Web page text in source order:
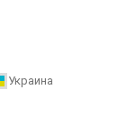
Украина